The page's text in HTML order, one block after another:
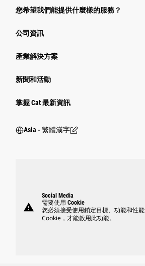
您希望我們能提供什麼樣的服務？
公司資訊
產業解決方案
新聞和活動
掌握 Cat 最新資訊
Asia - 繁體漢字
warning
Social Media
需要使用 Cookie
您必須接受使用鎖定目標、功能和性能
Cookie，才能啟用此功能。